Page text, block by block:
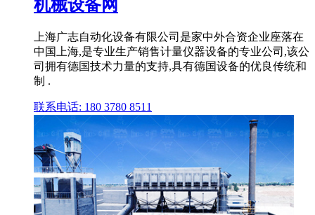
机械设备网
上海广志自动化设备有限公司是家中外合资企业座落在
中国上海,是专业生产销售计量仪器设备的专业公司,该公
司拥有德国技术力量的支持,具有德国设备的优良传统和
制 .
联系电话: 180 3780 8511